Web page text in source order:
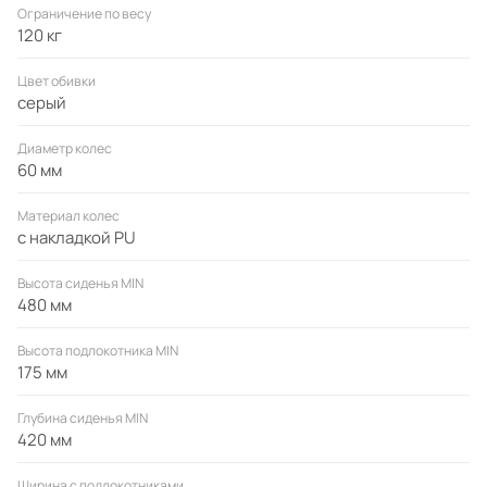
Материал обивки:
Упаковка:
объем: 0,197 м3
габариты (мм): 890 х 340 х 650
Ограничение по весу
120 кг
Цвет обивки
серый
Диаметр колес
60 мм
Материал колес
с накладкой PU
Высота сиденья MIN
480 мм
Высота подлокотника MIN
175 мм
Глубина сиденья MIN
420 мм